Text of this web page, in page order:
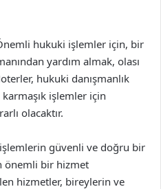
hukuki işlemler için, bir
yardım almak, olası
hukuki danışmanlık
işlemler için
olacaktır.
güvenli ve doğru bir
önemli bir hizmet
hizmetler, bireylerin ve